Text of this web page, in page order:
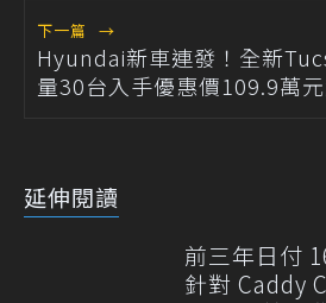
下一篇 →
Hyundai新車連發！全新
量30台入手優惠價109.9萬
延伸閱讀
前三年日付
針對 Caddy